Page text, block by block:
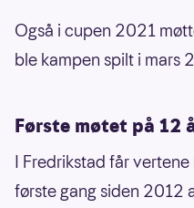
Også i cupen 2021
ble kampen spilt i mars
Første møtet på 12
I Fredrikstad får
første gang siden 2012